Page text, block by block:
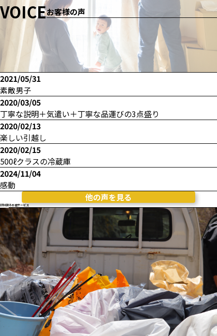
VOICEお客様の声
2021/05/31
素敵男子
2020/03/05
丁寧な説明＋気遣い＋丁寧な品運びの3点盛り
2020/02/13
楽しい引越し
2020/02/15
500ℓクラスの冷蔵庫
2024/11/04
感動
他の声を見る
OTHERその他サービス